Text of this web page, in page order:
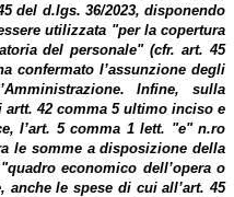
del d.lgs. 36/2023, disponendo
utilizzata "per la copertura
del personale" (cfr. art. 45
confermato l’assunzione degli
Infine, sulla
42 comma 5 ultimo inciso e
l’art. 5 comma 1 lett. "e" n.ro
le somme a disposizione della
economico dell’opera o
le spese di cui all’art. 45